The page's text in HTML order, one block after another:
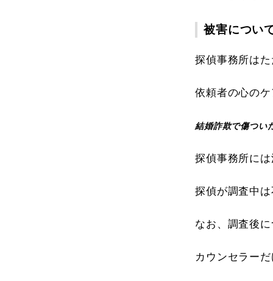
被害につい
探偵事務所は
依頼者の心の
結婚詐欺で傷つい
探偵事務所に
探偵が調査中
なお、調査後
カウンセラー